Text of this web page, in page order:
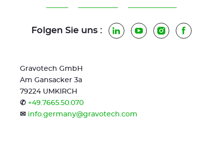
Folgen Sie uns : LinkedInYouTubeInstagram
Gravotech GmbH
Am Gansacker 3a
79224 UMKIRCH
✆ +49.7665.50.070
✉ info.germany@gravotech.com